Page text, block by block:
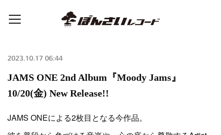
2023.10.17 06:44
JAMS ONE 2nd Album『Moody Jams』
10/20(金) New Release!!
JAMS ONEによる2枚目となる今作品。